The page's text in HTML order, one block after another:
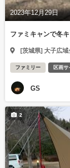
2023年12月29日
ファミキャンで冬
[茨城県] 大子広
ファミリー 区画サ
GS
2